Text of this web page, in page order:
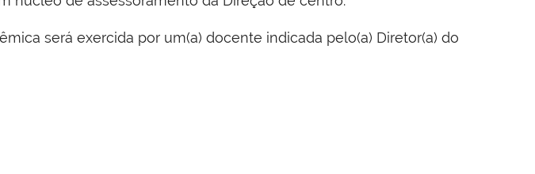
será exercida por um(a) docente indicada pelo(a) Diretor(a) do